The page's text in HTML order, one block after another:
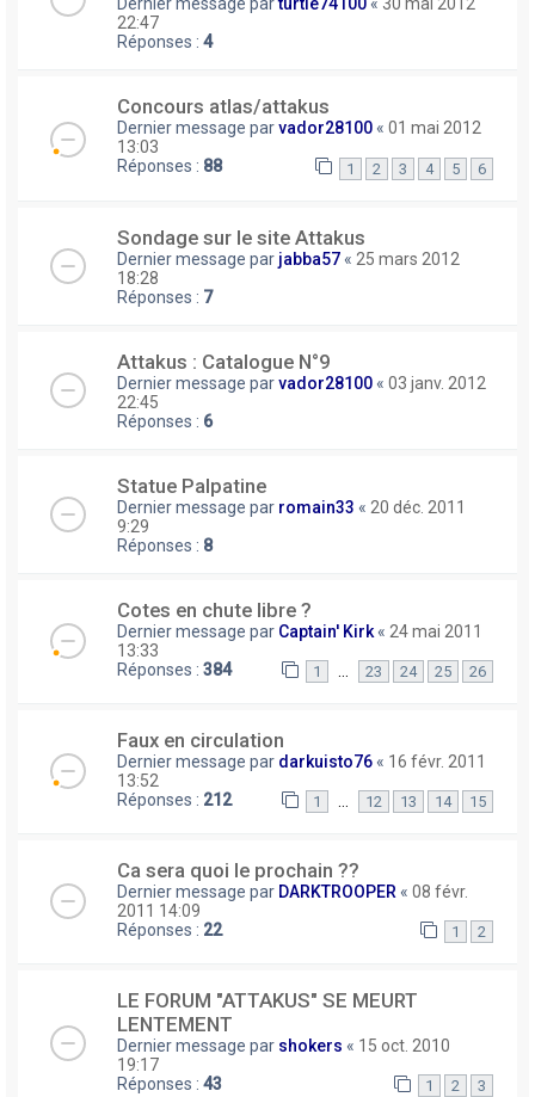
Dernier message parturtle74100 « 30 mai 2012
22:47
Réponses : 4
Concours atlas/attakus
Dernier message parvador28100 « 01 mai 2012
13:03
Réponses : 88 1 2 3 4 5 6
Sondage sur le site Attakus
Dernier message par jabba57 « 25 mars 2012
18:28
Réponses : 7
Attakus : Catalogue N°9
Dernier message parvador28100 « 03 janv. 2012
22:45
Réponses : 6
Statue Palpatine
Dernier message par romain33 « 20 déc. 2011
9:29
Réponses : 8
Cotes en chute libre ?
Dernier message par Captain' Kirk « 24 mai 2011
13:33
Réponses : 384 1 23 24 25 26
Faux en circulation
Dernier message par darkuisto76 « 16 févr. 2011
13:52
Réponses : 212 1 12 13 14 15
Ca sera quoi le prochain ??
Dernier message par DARKTROOPER « 08 févr.
2011 14:09
Réponses : 22 1 2
LE FORUM "ATTAKUS" SE MEURT
LENTEMENT
Dernier message par shokers « 15 oct. 2010
19:17
Réponses : 43 1 2 3